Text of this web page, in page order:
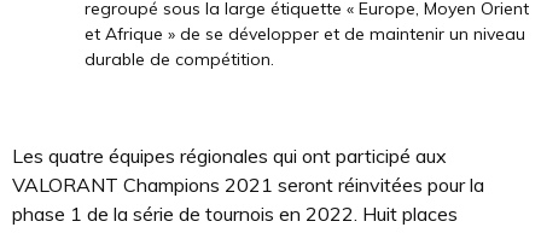
regroupé sous la large étiquette « Europe, Moyen Orient
et Afrique » de se développer et de maintenir un niveau
durable de compétition.
Les quatre équipes régionales qui ont participé aux
VALORANT Champions 2021 seront réinvitées pour la
phase 1 de la série de tournois en 2022. Huit places